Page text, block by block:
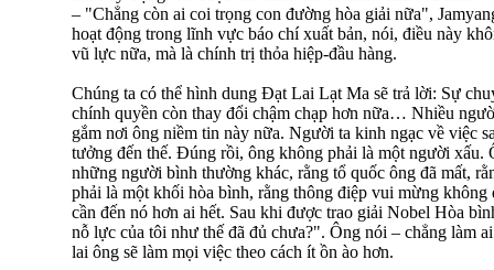
– "Chẳng còn ai coi trọng con đường hòa giải nữa",
hoạt động trong lĩnh vực báo chí xuất bản, nói, điều này
vũ lực nữa, mà là chính trị thỏa hiệp-đầu hàng.
Chúng ta có thể hình dung Đạt Lai Lạt Ma sẽ trả lời: Sự
chính quyền còn thay đổi chậm chạp hơn nữa… Nhiều
gắm nơi ông niềm tin này nữa. Người ta kinh ngạc về việc
tưởng đến thế. Đúng rồi, ông không phải là một người xấu.
những người bình thường khác, rằng tổ quốc ông đã mất,
phải là một khối hòa bình, rằng thông điệp vui mừng
cần đến nó hơn ai hết. Sau khi được trao giải Nobel Hòa
nỗ lực của tôi như thế đã đủ chưa?". Ông nói – chẳng làm
lai ông sẽ làm mọi việc theo cách ít ồn ào hơn.